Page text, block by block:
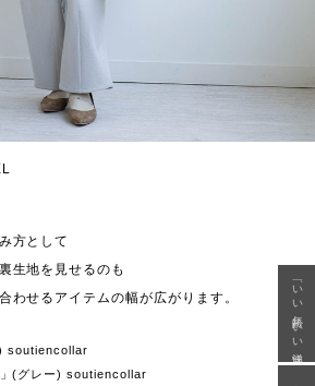
方として
生地を見せるのも
わせるアイテムの幅が広がります。
soutiencollar
(グレー) soutiencollar
「いい年齢 いい洋服」